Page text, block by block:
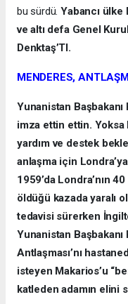
bu sürdü.Yabancı ülke
ve altı defa Genel
Denktaş’TI.
MENDERES,
Yunanistan Başbakanı
imza ettin ettin. Yoksa
yardım ve destek
anlaşma için
1959’da Londra’nın
öldüğü kazada yaralı
tedavisi sürerken
Yunanistan
Antlaşması’nı
isteyen Makarios’u
katleden adamın elini